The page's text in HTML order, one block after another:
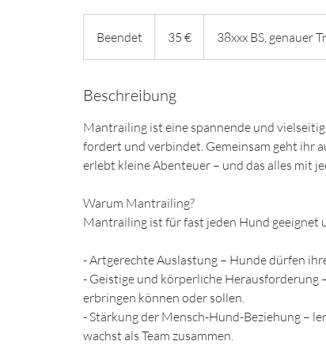
Beendet
e
n
e
t
35 € 38xxx BS, genauer
Beschreibung
Mantrailing ist eine spannende und
fordert und verbindet. Gemeinsam geht ihr
erlebt kleine Abenteuer – und das alles mit
Warum Mantrailing?
Mantrailing ist für fast jeden Hund geeignet
- Artgerechte Auslastung – Hunde dürfen
- Geistige und körperliche Herausforderung
erbringen können oder sollen.
- Stärkung der Mensch-Hund-Beziehung –
wachst als Team zusammen.